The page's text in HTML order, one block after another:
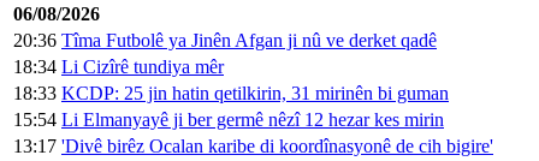
06/08/2026
20:36 Tîma Futbolê ya Jinên Afgan ji nû ve derket qadê
18:34 Li Cizîrê tundiya mêr
18:33 KCDP: 25 jin hatin qetilkirin, 31 mirinên bi guman
15:54 Li Elmanyayê ji ber germê nêzî 12 hezar kes mirin
13:17 'Divê birêz Ocalan karibe di koordînasyonê de cih bigire'